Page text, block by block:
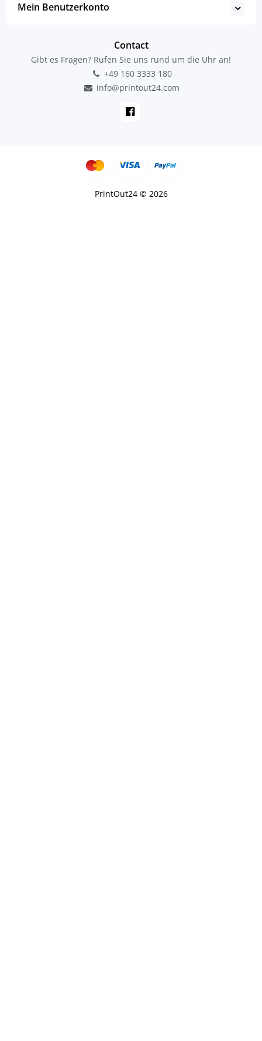
Mein Benutzerkonto
Contact
Gibt es Fragen? Rufen Sie uns rund um die Uhr an!
+49 160 3333 180
info@printout24.com
PrintOut24 © 2026